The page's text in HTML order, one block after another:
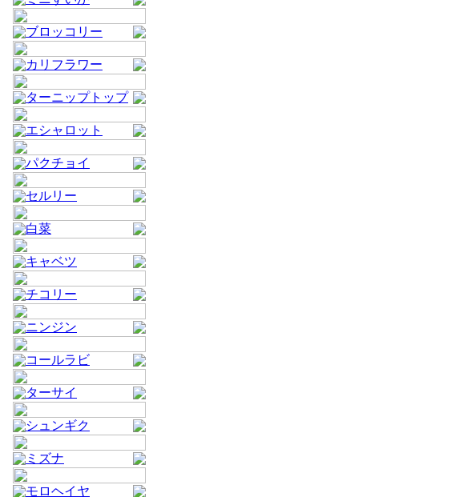
ブロッコリー
カリフラワー
ターニップトップ
エシャロット
パクチョイ
セルリー
白菜
キャベツ
チコリー
ニンジン
コールラビ
ターサイ
シュンギク
ミズナ
モロヘイヤ